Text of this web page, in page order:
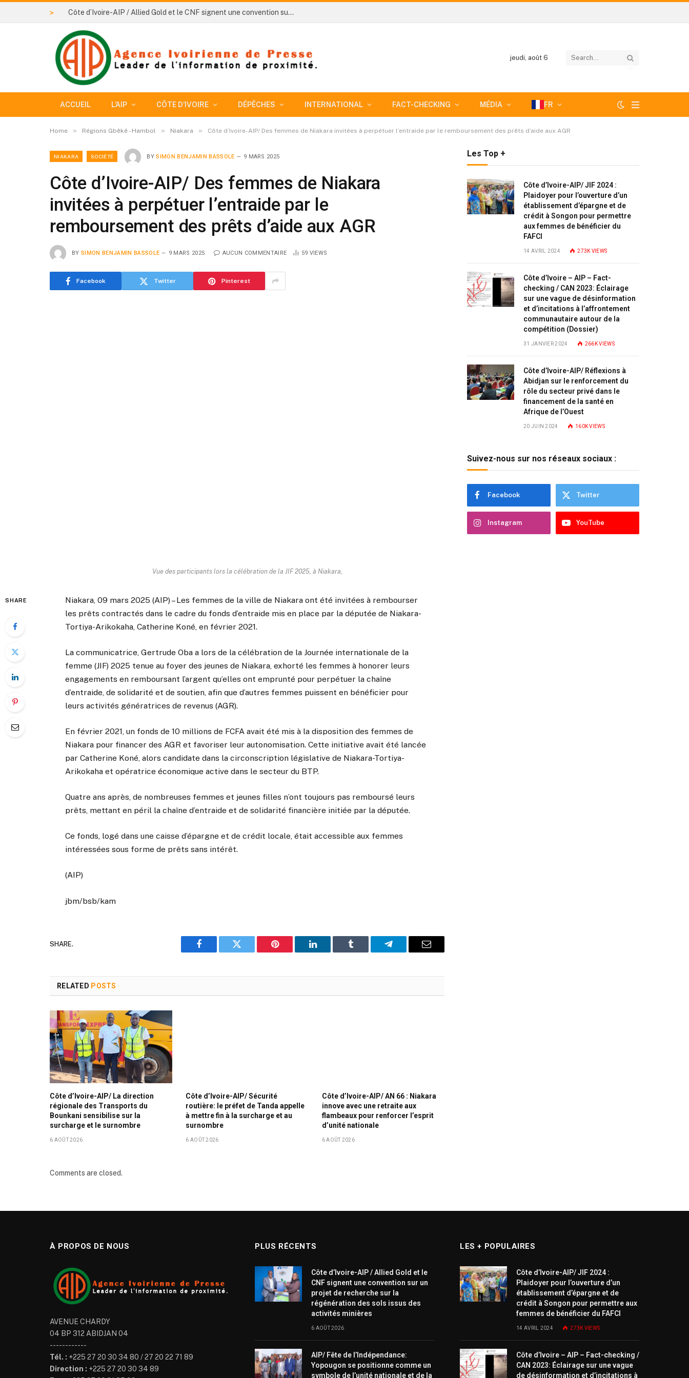
> Côte d’Ivoire-AIP / Allied Gold et le CNF signent une convention sur un projet de recherche sur la régénération des sols issus des activités minières
jeudi, août 6
ACCUEIL L’AIP CÔTE D’IVOIRE DÉPÊCHES INTERNATIONAL FACT-CHECKING MÉDIA FR
Home » Régions Gbêkê - Hambol » Niakara » Côte d’Ivoire-AIP/ Des femmes de Niakara invitées à perpétuer l’entraide par le remboursement des prêts d’aide aux AGR
NIAKARA SOCIÉTÉ BY SIMON BENJAMIN BASSOLE 9 MARS 2025
Côte d’Ivoire-AIP/ Des femmes de Niakara
invitées à perpétuer l’entraide par le
remboursement des prêts d’aide aux AGR
BY SIMON BENJAMIN BASSOLE 9 MARS 2025 AUCUN COMMENTAIRE 59 VIEWS
Facebook Twitter Pinterest
Vue des participants lors la célébration de la JIF 2025, à Niakara,
SHARE
Niakara, 09 mars 2025 (AIP) – Les femmes de la ville de Niakara ont été invitées à rembourser
les prêts contractés dans le cadre du fonds d’entraide mis en place par la députée de Niakara-
Tortiya-Arikokaha, Catherine Koné, en février 2021.
La communicatrice, Gertrude Oba a lors de la célébration de la Journée internationale de la
femme (JIF) 2025 tenue au foyer des jeunes de Niakara, exhorté les femmes à honorer leurs
engagements en remboursant l’argent qu’elles ont emprunté pour perpétuer la chaîne
d’entraide, de solidarité et de soutien, afin que d’autres femmes puissent en bénéficier pour
leurs activités génératrices de revenus (AGR).
En février 2021, un fonds de 10 millions de FCFA avait été mis à la disposition des femmes de
Niakara pour financer des AGR et favoriser leur autonomisation. Cette initiative avait été lancée
par Catherine Koné, alors candidate dans la circonscription législative de Niakara-Tortiya-
Arikokaha et opératrice économique active dans le secteur du BTP.
Quatre ans après, de nombreuses femmes et jeunes filles n’ont toujours pas remboursé leurs
prêts, mettant en péril la chaîne d’entraide et de solidarité financière initiée par la députée.
Ce fonds, logé dans une caisse d’épargne et de crédit locale, était accessible aux femmes
intéressées sous forme de prêts sans intérêt.
(AIP)
jbm/bsb/kam
SHARE.
Facebook Twitter Pinterest LinkedIn Tumblr Telegram Email
RELATED POSTS
Côte d’Ivoire-AIP/ La direction
régionale des Transports du
Bounkani sensibilise sur la
surcharge et le surnombre
6 AOÛT 2026
Côte d’Ivoire-AIP/ Sécurité
routière: le préfet de Tanda appelle
à mettre fin à la surcharge et au
surnombre
6 AOÛT 2026
Côte d’Ivoire-AIP/ AN 66 : Niakara
innove avec une retraite aux
flambeaux pour renforcer l’esprit
d’unité nationale
6 AOÛT 2026
Comments are closed.
Les Top +
Côte d’Ivoire-AIP/ JIF 2024 :
Plaidoyer pour l’ouverture d’un
établissement d’épargne et de
crédit à Songon pour permettre
aux femmes de bénéficier du
FAFCI
14 AVRIL 2024 273K VIEWS
Côte d’Ivoire – AIP – Fact-
checking / CAN 2023: Éclairage
sur une vague de désinformation
et d’incitations à l’affrontement
communautaire autour de la
compétition (Dossier)
31 JANVIER 2024 266KVIEWS
Côte d’Ivoire-AIP/ Réflexions à
Abidjan sur le renforcement du
rôle du secteur privé dans le
financement de la santé en
Afrique de l’Ouest
20 JUIN 2024 160KVIEWS
Suivez-nous sur nos réseaux sociaux :
Facebook Twitter
Instagram YouTube
À PROPOS DE NOUS
AVENUE CHARDY
04 BP 312 ABIDJAN 04
------------
Tél. : +225 27 20 30 34 80 / 27 20 22 71 89
Direction : +225 27 20 30 34 89
PLUS RÉCENTS
Côte d’Ivoire-AIP / Allied Gold et le
CNF signent une convention sur un
projet de recherche sur la
régénération des sols issus des
activités minières
6 AOÛT 2026
AIP/ Fête de l’Indépendance:
Yopougon se positionne comme un
symbole de l’unité nationale et de la
LES + POPULAIRES
Côte d’Ivoire-AIP/ JIF 2024 :
Plaidoyer pour l’ouverture d’un
établissement d’épargne et de
crédit à Songon pour permettre aux
femmes de bénéficier du FAFCI
14 AVRIL 2024 273K VIEWS
Côte d’Ivoire – AIP – Fact-checking /
CAN 2023: Éclairage sur une vague
de désinformation et d’incitations à